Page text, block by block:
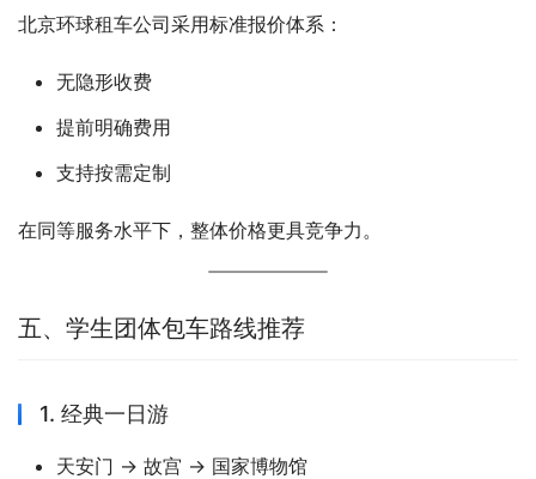
北京环球租车公司采用标准报价体系：
无隐形收费
提前明确费用
支持按需定制
在同等服务水平下，整体价格更具竞争力。
五、学生团体包车路线推荐
1. 经典一日游
天安门 → 故宫 → 国家博物馆